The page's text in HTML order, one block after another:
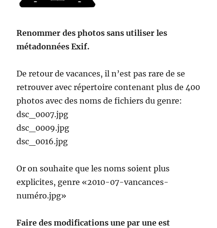
Renommer des photos sans utiliser les
métadonnées Exif.
De retour de vacances, il n’est pas rare de se
retrouver avec répertoire contenant plus de 400
photos avec des noms de fichiers du genre:
dsc_0007.jpg
dsc_0009.jpg
dsc_0016.jpg
Or on souhaite que les noms soient plus
explicites, genre «2010-07-vancances-
numéro.jpg»
Faire des modifications une par une est